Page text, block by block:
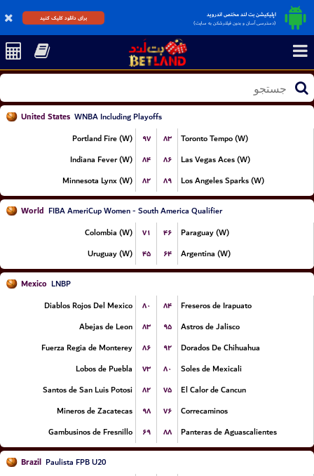
اپلیکیشن بت لند مختص اندروید
(دسترسی آسان و بدون فیلترشکن به سایت)
برای دانلود کلیک کنید
United States WNBA Including Playoffs
Portland Fire (W)
۹۷ ۸۳
Toronto Tempo (W)
Indiana Fever (W)
۸۴ ۸۶
Las Vegas Aces (W)
Minnesota Lynx (W)
۸۲ ۸۹ Los Angeles Sparks (W)
World FIBA AmeriCup Women - South America Qualifier
Colombia (W)
۷۱ ۴۶
Paraguay (W)
Uruguay (W)
۴۵ ۶۴ Argentina (W)
Mexico LNBP
Diablos Rojos Del Mexico
۸۰ ۸۴
Freseros de Irapuato
Abejas de Leon
۸۳ ۹۵
Astros de Jalisco
Fuerza Regia de Monterey
۸۶ ۹۲
Dorados De Chihuahua
Lobos de Puebla
۷۳ ۸۰
Soles de Mexicali
Santos de San Luis Potosi
۸۲ ۷۵
El Calor de Cancun
Mineros de Zacatecas
۹۸ ۷۶
Correcaminos
Gambusinos de Fresnillo
۶۹ ۸۸ Panteras de Aguascalientes
Brazil Paulista FPB U20